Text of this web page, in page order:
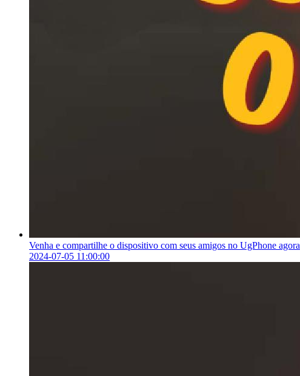
Venha e compartilhe o dispositivo com seus amigos no UgPhone agora
2024-07-05 11:00:00